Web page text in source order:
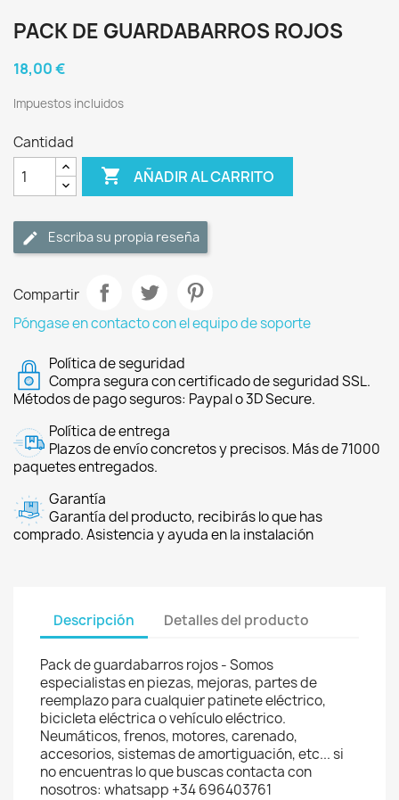
PACK DE GUARDABARROS ROJOS
18,00 €
Impuestos incluidos
Cantidad
 AÑADIR AL CARRITO
Escriba su propia reseña
Compartir
Póngase en contacto con el equipo de soporte
Política de seguridad
Compra segura con certificado de seguridad SSL.
Métodos de pago seguros: Paypal o 3D Secure.
Política de entrega
Plazos de envío concretos y precisos. Más de 71000
paquetes entregados.
Garantía
Garantía del producto, recibirás lo que has
comprado. Asistencia y ayuda en la instalación
Descripción Detalles del producto
Pack de guardabarros rojos - Somos
especialistas en piezas, mejoras, partes de
reemplazo para cualquier patinete eléctrico,
bicicleta eléctrica o vehículo eléctrico.
Neumáticos, frenos, motores, carenado,
accesorios, sistemas de amortiguación, etc... si
no encuentras lo que buscas contacta con
nosotros: whatsapp +34 696403761